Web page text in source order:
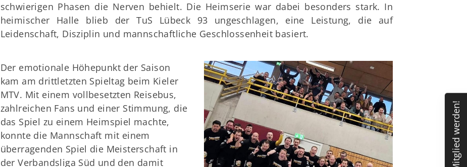
schwierigen Phasen die Nerven behielt. Die Heimserie war dabei besonders stark. In
heimischer Halle blieb der TuS Lübeck 93 ungeschlagen, eine Leistung, die auf
Leidenschaft, Disziplin und mannschaftliche Geschlossenheit basiert.
Der emotionale Höhepunkt der Saison
kam am drittletzten Spieltag beim Kieler
MTV. Mit einem vollbesetzten Reisebus,
zahlreichen Fans und einer Stimmung, die
das Spiel zu einem Heimspiel machte,
konnte die Mannschaft mit einem
überragenden Spiel die Meisterschaft in
der Verbandsliga Süd und den damit
Mitglied werden!